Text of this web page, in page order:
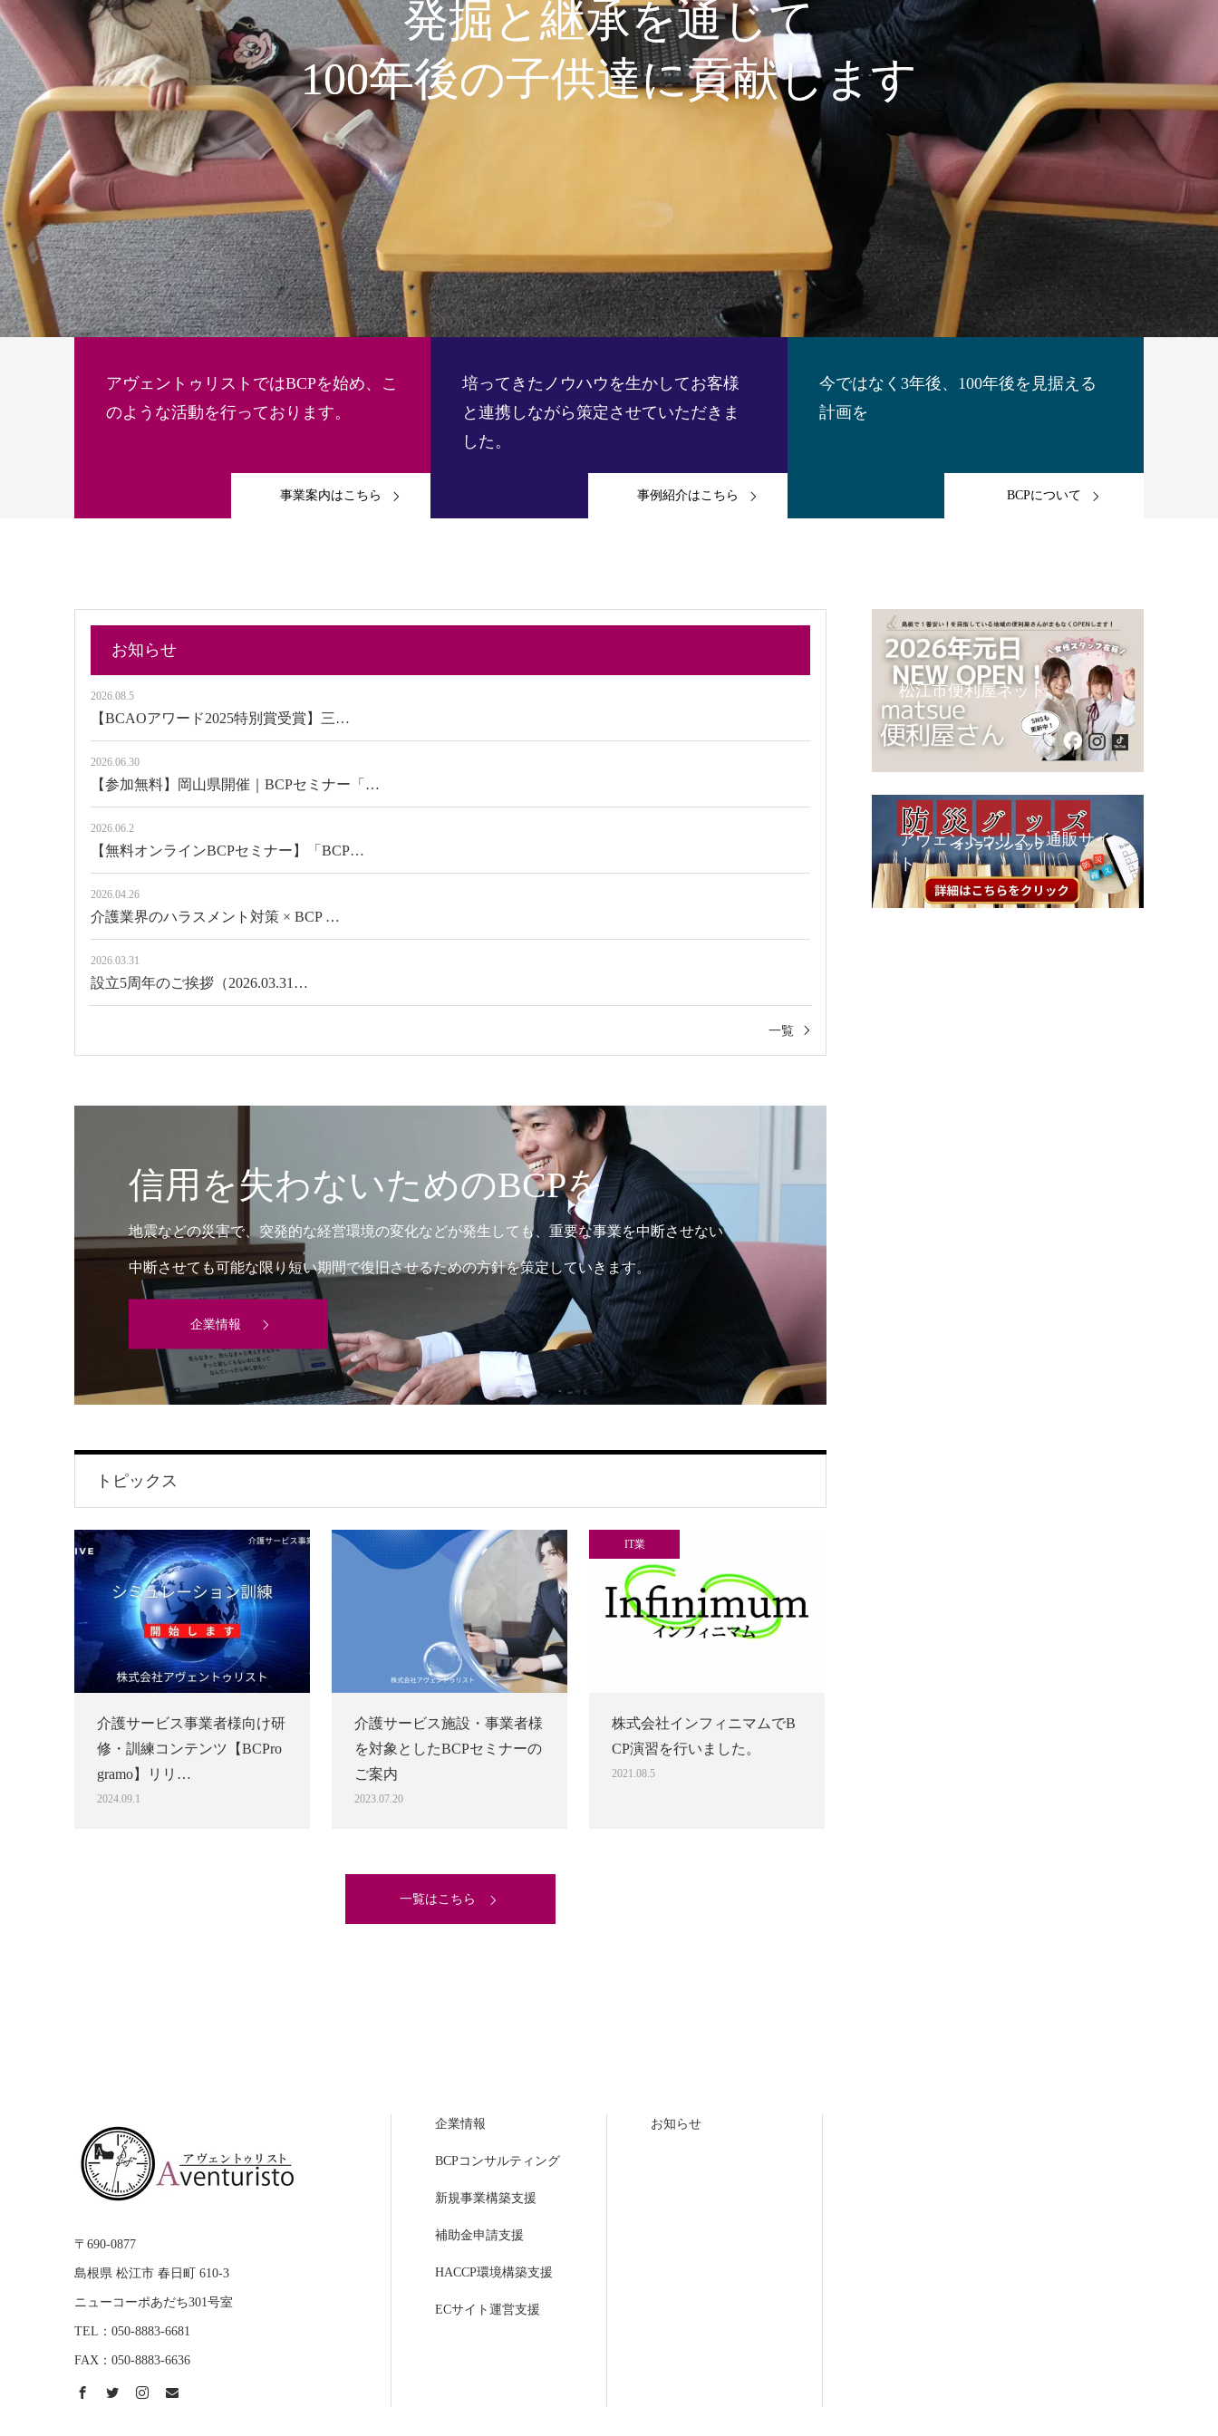
発掘と継承を通じて
100年後の子供達に貢献します
アヴェントゥリストではBCPを始め、こ
のような活動を行っております。
事業案内はこちら
培ってきたノウハウを生かしてお客様
と連携しながら策定させていただきま
した。
事例紹介はこちら
今ではなく3年後、100年後を見据える
計画を
BCPについて
お知らせ
2026.08.5
【BCAOアワード2025特別賞受賞】三…
2026.06.30
【参加無料】岡山県開催｜BCPセミナー「…
2026.06.2
【無料オンラインBCPセミナー】「BCP…
2026.04.26
介護業界のハラスメント対策 × BCP …
2026.03.31
設立5周年のご挨拶（2026.03.31…
一覧
信用を失わないためのBCPを
地震などの災害で、突発的な経営環境の変化などが発生しても、重要な事業を中断させない
中断させても可能な限り短い期間で復旧させるための方針を策定していきます。
企業情報
トピックス
介護サービス事業者様向け研
修・訓練コンテンツ【BCPro
gramo】リリ…
2024.09.1
介護サービス施設・事業者様
を対象としたBCPセミナーの
ご案内
2023.07.20
IT業
株式会社インフィニマムでB
CP演習を行いました。
2021.08.5
一覧はこちら
松江市便利屋ネット
アヴェントゥリスト通販サイ
ト
〒690-0877
島根県 松江市 春日町 610-3
ニューコーポあだち301号室
TEL：050-8883-6681
FAX：050-8883-6636
企業情報
BCPコンサルティング
新規事業構築支援
補助金申請支援
HACCP環境構築支援
ECサイト運営支援
お知らせ